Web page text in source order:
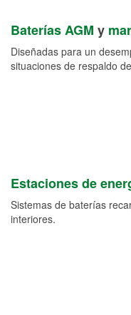
Baterías AGM y
Diseñadas para un
situaciones de respaldo
Estaciones de
Sistemas de baterías
interiores.